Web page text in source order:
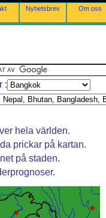
Nyhetsbrev Om oss
:
hela världen.
prickar på kartan.
på staden.